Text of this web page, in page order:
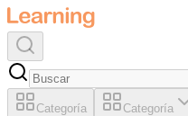
Categoría Categoría